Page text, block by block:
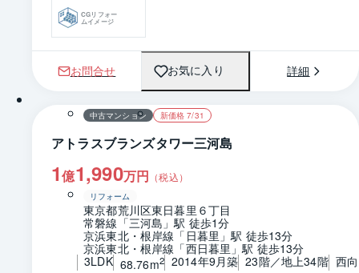
CGリフォー
ムイメージ
お問合せ お気に入り 詳細
1 / 0 間取り
中古マンション 新価格 7/31
アトラスブランズタワー三河島
1億1,990万円 （税込）
リフォーム
東京都荒川区東日暮里６丁目
常磐線「三河島」駅 徒歩1分
京浜東北・根岸線「日暮里」駅 徒歩13分
京浜東北・根岸線「西日暮里」駅 徒歩13分
3LDK 68.76m2 2014年9月築 23階／地上34階 西